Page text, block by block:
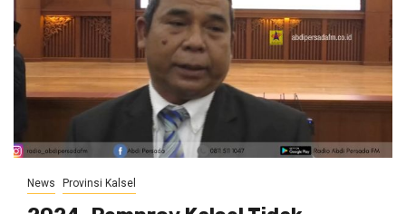
News Provinsi Kalsel